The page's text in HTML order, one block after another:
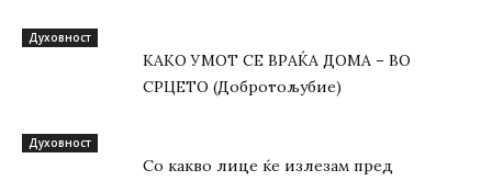
Духовност
КАКО УМОТ СЕ ВРАЌА ДОМА – ВО
СРЦЕТО (Добротољубие)
Духовност
Со какво лице ќе излезам пред